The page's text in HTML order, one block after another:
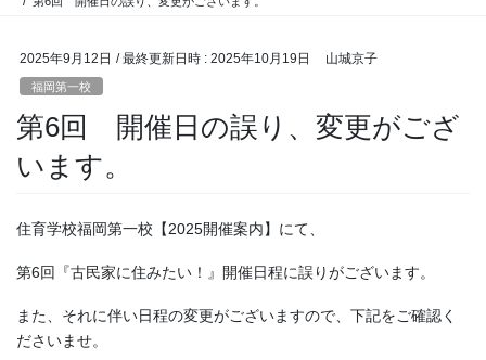
2025年9月12日 / 最終更新日時 : 2025年10月19日 山城京子
福岡第一校
第6回 開催日の誤り、変更がござ
います。
住育学校福岡第一校【2025開催案内】にて、
第6回『古民家に住みたい！』開催日程に誤りがございます。
また、それに伴い日程の変更がございますので、下記をご確認く
ださいませ。